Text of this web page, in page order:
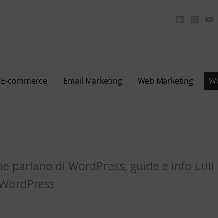
E-commerce Email Marketing Web Marketing
parlano di WordPress, guide e info utili